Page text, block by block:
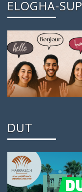
ELOGHA-SUP
DUT